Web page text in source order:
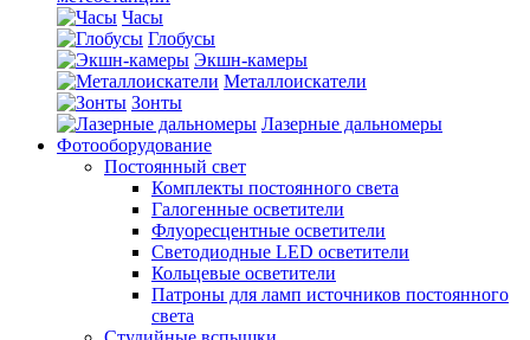
Часы
Глобусы
Экшн-камеры
Металлоискатели
Зонты
Лазерные дальномеры
Фотооборудование
Постоянный свет
Комплекты постоянного света
Галогенные осветители
Флуоресцентные осветители
Светодиодные LED осветители
Кольцевые осветители
Патроны для ламп источников постоянного
света